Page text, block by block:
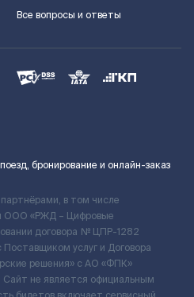
Все вопросы и ответы
бронирование и онлайн-заказ
в том числе
ООО «РЖД – Цифровые
договора № ЦПР-1282
услуг и Договора
решения» c АО «ФПК»
не является официальным